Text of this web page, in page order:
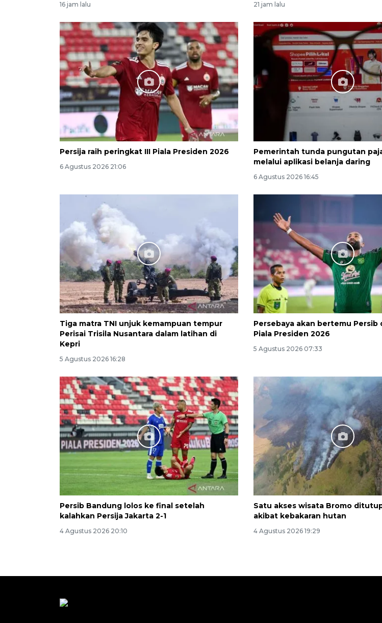
16 jam lalu 21 jam lalu
Persija raih peringkat III Piala Presiden 2026
6 Agustus 2026 21:06
Pemerintah tunda pungutan
melalui aplikasi belanja daring
6 Agustus 2026 16:45
Tiga matra TNI unjuk kemampuan tempur
Perisai Trisila Nusantara dalam latihan di
Kepri
5 Agustus 2026 16:28
Persebaya akan bertemu Persib
Piala Presiden 2026
5 Agustus 2026 07:33
Persib Bandung lolos ke final setelah
kalahkan Persija Jakarta 2-1
4 Agustus 2026 20:10
Satu akses wisata Bromo
akibat kebakaran hutan
4 Agustus 2026 19:29
Ekonomi triwulan II-
tumbuh 5,29 persen
2026-08-06 18:45:00